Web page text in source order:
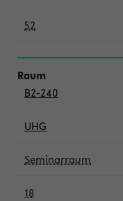
52
B2-240
UHG
Seminarraum
18